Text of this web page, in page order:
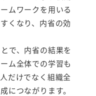
ムワークを用いる
くなり、内省の効
で、内省の結果を
ム全体での学習も
だけでなく組織全
につながります。